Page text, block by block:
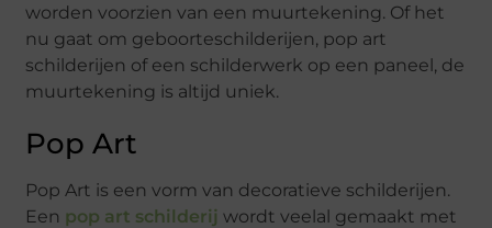
worden voorzien van een muurtekening. Of het
nu gaat om geboorteschilderijen, pop art
schilderijen of een schilderwerk op een paneel, de
muurtekening is altijd uniek.
Pop Art
Pop Art is een vorm van decoratieve schilderijen.
Een pop art schilderij wordt veelal gemaakt met